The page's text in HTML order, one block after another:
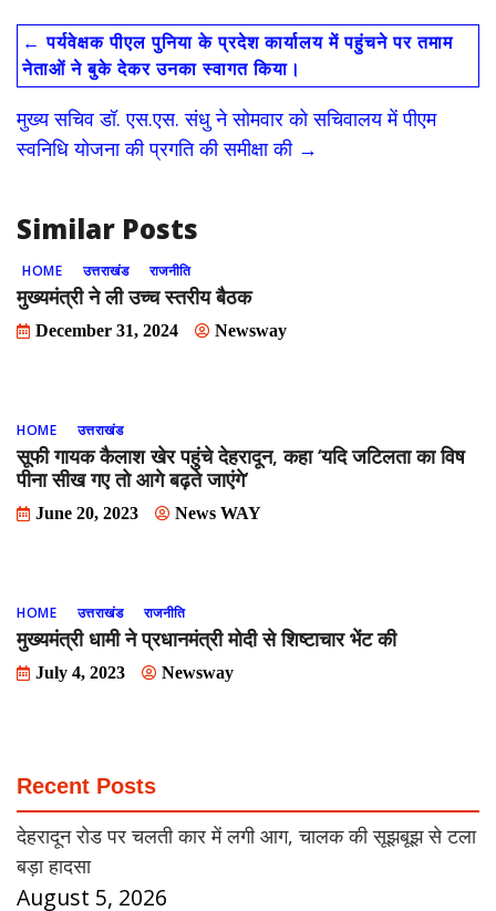
e
b
o
o
k
to
d
o
n
ai
l
ar
e
← पर्यवेक्षक पीएल पुनिया के प्रदेश कार्यालय में पहुंचने पर तमाम
नेताओं ने बुके देकर उनका स्वागत किया।
मुख्य सचिव डॉ. एस.एस. संधु ने सोमवार को सचिवालय में पीएम
स्वनिधि योजना की प्रगति की समीक्षा की →
Similar Posts
HOME उत्तराखंड राजनीति
मुख्यमंत्री ने ली उच्च स्तरीय बैठक
December 31, 2024 Newsway
HOME उत्तराखंड
सूफी गायक कैलाश खेर पहुंचे देहरादून, कहा ‘यदि जटिलता का विष
पीना सीख गए तो आगे बढ़ते जाएंगे’
June 20, 2023 News WAY
HOME उत्तराखंड राजनीति
मुख्यमंत्री धामी ने प्रधानमंत्री मोदी से शिष्टाचार भेंट की
July 4, 2023 Newsway
Recent Posts
देहरादून रोड पर चलती कार में लगी आग, चालक की सूझबूझ से टला
बड़ा हादसा
August 5, 2026